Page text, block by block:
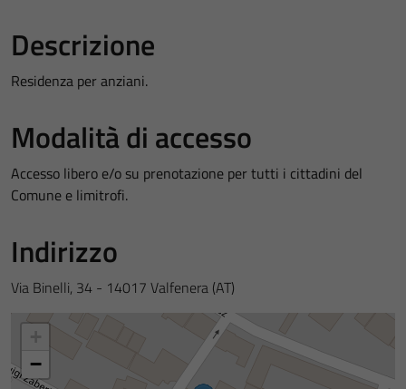
Descrizione
Residenza per anziani.
Modalità di accesso
Accesso libero e/o su prenotazione per tutti i cittadini del
Comune e limitrofi.
Indirizzo
Via Binelli, 34 - 14017 Valfenera (AT)
−